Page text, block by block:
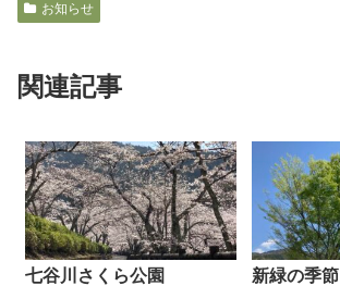
お知らせ
関連記事
七谷川さくら公園 新緑の季節